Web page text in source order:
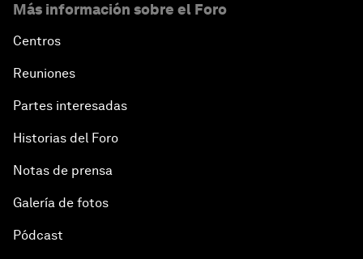
Más información sobre el Foro
Centros
Reuniones
Partes interesadas
Historias del Foro
Notas de prensa
Galería de fotos
Pódcast